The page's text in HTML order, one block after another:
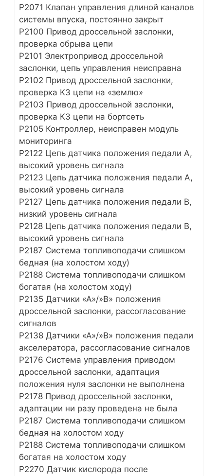
Р2071 Клапан управления длиной каналов
системы впуска, постоянно закрыт
Р2100 Привод дроссельной заслонки,
проверка обрыва цепи
Р2101 Электропривод дроссельной
заслонки, цепь управления неисправна
Р2102 Привод дроссельной заслонки,
проверка КЗ цепи на «землю»
Р2103 Привод дроссельной заслонки,
проверка КЗ цепи на бортсеть
Р2105 Контроллер, неисправен модуль
мониторинга
Р2122 Цепь датчика положения педали А,
высокий уровень сигнала
Р2123 Цепь датчика положения педали А,
высокий уровень сигнала
Р2127 Цепь датчика положения педали B,
низкий уровень сигнала
Р2128 Цепь датчика положения педали B,
высокий уровень сигнала
Р2187 Система топливоподачи слишком
бедная (на холостом ходу)
Р2188 Система топливоподачи слишком
богатая (на холостом ходу)
Р2135 Датчики «А»/»B» положения
дроссельной заслонки, рассогласование
сигналов
Р2138 Датчики «А»/»B» положения педали
акселератора, рассогласование сигналов
P2176 Система управления приводом
дроссельной заслонки, адаптация
положения нуля заслонки не выполнена
Р2178 Привод дроссельной заслонки,
адаптации ни разу проведена не была
P2187 Система топливоподачи слишком
бедная на холостом ходу
P2188 Система топливоподачи слишком
богатая на холостом ходу
P2270 Датчик кислорода после